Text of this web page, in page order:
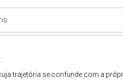
trajetória se confunde com a